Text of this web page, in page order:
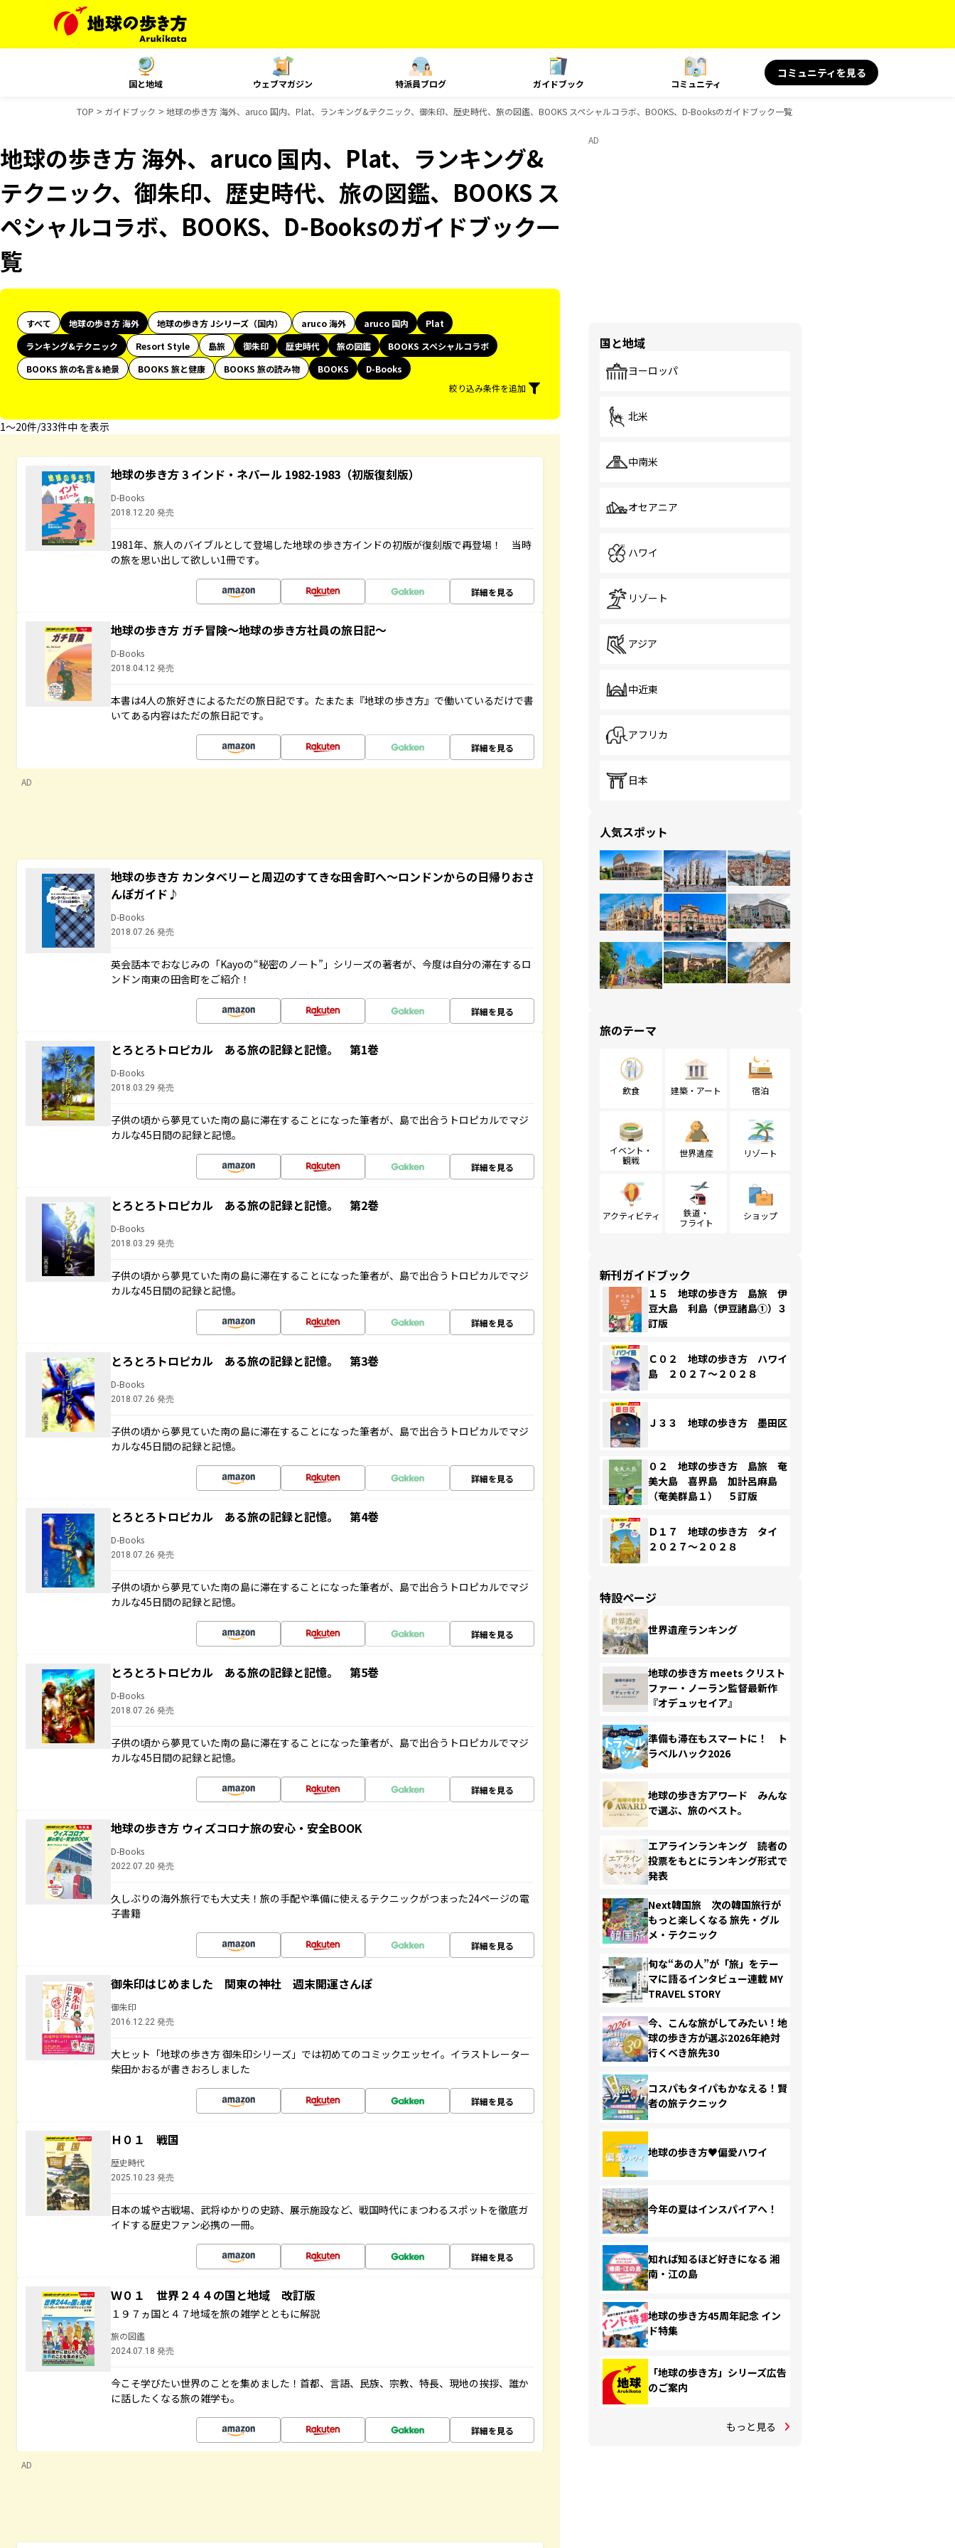
国と地域 ウェブマガジン 特派員ブログ ガイドブック コミュニティ
コミュニティを見る
TOP ガイドブック 地球の歩き方 海外、aruco 国内、Plat、ランキング&テクニック、御朱印、歴史時代、旅の図鑑、BOOKS スペシャルコラボ、BOOKS、D-Booksのガイドブック一覧
地球の歩き方 海外、aruco 国内、Plat、ランキング&
テクニック、御朱印、歴史時代、旅の図鑑、BOOKS ス
ペシャルコラボ、BOOKS、D-Booksのガイドブック一
覧
すべて 地球の歩き方 海外 地球の歩き方 Jシリーズ（国内） aruco 海外 aruco 国内
Plat
ランキング&テクニック
Resort Style 島旅 御朱印 歴史時代 旅の図鑑
BOOKS スペシャルコラボ
BOOKS 旅の名言＆絶景
BOOKS 旅と健康 BOOKS 旅の読み物 BOOKS
D-Books
絞り込み条件を追加
1〜20件/333件中 を表示
地球の歩き方 3 インド・ネパール 1982-1983（初版復刻版）
D-Books
2018.12.20 発売
1981年、旅人のバイブルとして登場した地球の歩き方インドの初版が復刻版で再登場！ 当時
の旅を思い出して欲しい1冊です。
詳細を見る
地球の歩き方 ガチ冒険～地球の歩き方社員の旅日記～
D-Books
2018.04.12 発売
本書は4人の旅好きによるただの旅日記です。たまたま『地球の歩き方』で働いているだけで書
いてある内容はただの旅日記です。
詳細を見る
AD
地球の歩き方 カンタベリーと周辺のすてきな田舎町へ～ロンドンからの日帰りおさ
んぽガイド♪
D-Books
2018.07.26 発売
英会話本でおなじみの「Kayoの“秘密のノート”」シリーズの著者が、今度は自分の滞在するロ
ンドン南東の田舎町をご紹介！
詳細を見る
とろとろトロピカル ある旅の記録と記憶。 第1巻
D-Books
2018.03.29 発売
子供の頃から夢見ていた南の島に滞在することになった筆者が、島で出合うトロピカルでマジ
カルな45日間の記録と記憶。
詳細を見る
とろとろトロピカル ある旅の記録と記憶。 第2巻
D-Books
2018.03.29 発売
子供の頃から夢見ていた南の島に滞在することになった筆者が、島で出合うトロピカルでマジ
カルな45日間の記録と記憶。
詳細を見る
とろとろトロピカル ある旅の記録と記憶。 第3巻
D-Books
2018.07.26 発売
子供の頃から夢見ていた南の島に滞在することになった筆者が、島で出合うトロピカルでマジ
カルな45日間の記録と記憶。
詳細を見る
とろとろトロピカル ある旅の記録と記憶。 第4巻
D-Books
2018.07.26 発売
子供の頃から夢見ていた南の島に滞在することになった筆者が、島で出合うトロピカルでマジ
カルな45日間の記録と記憶。
詳細を見る
とろとろトロピカル ある旅の記録と記憶。 第5巻
D-Books
2018.07.26 発売
子供の頃から夢見ていた南の島に滞在することになった筆者が、島で出合うトロピカルでマジ
カルな45日間の記録と記憶。
詳細を見る
地球の歩き方 ウィズコロナ旅の安心・安全BOOK
D-Books
2022.07.20 発売
久しぶりの海外旅行でも大丈夫！旅の手配や準備に使えるテクニックがつまった24ページの電
子書籍
詳細を見る
御朱印はじめました 関東の神社 週末開運さんぽ
御朱印
2016.12.22 発売
大ヒット「地球の歩き方 御朱印シリーズ」では初めてのコミックエッセイ。イラストレーター
柴田かおるが書きおろしました
詳細を見る
Ｈ０１ 戦国
歴史時代
2025.10.23 発売
日本の城や古戦場、武将ゆかりの史跡、展示施設など、戦国時代にまつわるスポットを徹底ガ
イドする歴史ファン必携の一冊。
詳細を見る
Ｗ０１ 世界２４４の国と地域 改訂版
１９７ヵ国と４７地域を旅の雑学とともに解説
旅の図鑑
2024.07.18 発売
今こそ学びたい世界のことを集めました！首都、言語、民族、宗教、特長、現地の挨拶、誰か
に話したくなる旅の雑学も。
詳細を見る
AD
AD
国と地域
ヨーロッパ
北米
中南米
オセアニア
ハワイ
リゾート
アジア
中近東
アフリカ
日本
人気スポット
旅のテーマ
飲食 建築・アート 宿泊
イベント・
観戦
世界遺産 リゾート
アクティビティ
鉄道・
フライト
ショップ
新刊ガイドブック
１５ 地球の歩き方 島旅 伊
豆大島 利島（伊豆諸島①）３
訂版
Ｃ０２ 地球の歩き方 ハワイ
島 ２０２７～２０２８
Ｊ３３ 地球の歩き方 墨田区
０２ 地球の歩き方 島旅 奄
美大島 喜界島 加計呂麻島
（奄美群島１） ５訂版
Ｄ１７ 地球の歩き方 タイ
２０２７～２０２８
特設ページ
世界遺産ランキング
地球の歩き方 meets クリスト
ファー・ノーラン監督最新作
『オデュッセイア』
準備も滞在もスマートに！ ト
ラベルハック2026
地球の歩き方アワード みんな
で選ぶ、旅のベスト。
エアラインランキング 読者の
投票をもとにランキング形式で
発表
Next韓国旅 次の韓国旅行が
もっと楽しくなる 旅先・グル
メ・テクニック
旬な“あの人”が「旅」をテー
マに語るインタビュー連載 MY
TRAVEL STORY
今、こんな旅がしてみたい！地
球の歩き方が選ぶ2026年絶対
行くべき旅先30
コスパもタイパもかなえる！賢
者の旅テクニック
地球の歩き方♥偏愛ハワイ
今年の夏はインスパイアへ！
知れば知るほど好きになる 湘
南・江の島
地球の歩き方45周年記念 イン
ド特集
「地球の歩き方」シリーズ広告
のご案内
もっと見る